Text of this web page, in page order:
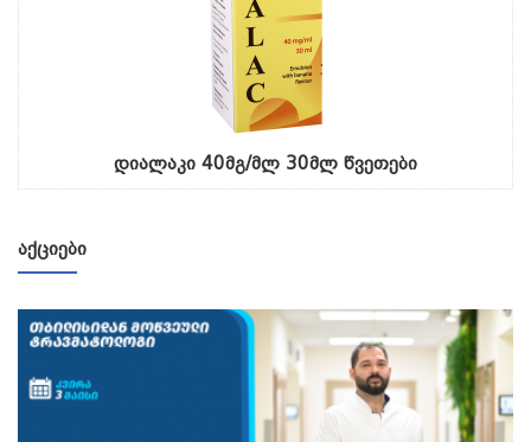
დიალაკი 40მგ/მლ 30მლ წვეთები
ᲐᲥᲪᲘᲔᲑᲘ